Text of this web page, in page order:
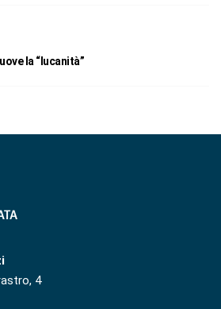
la “lucanità”
4